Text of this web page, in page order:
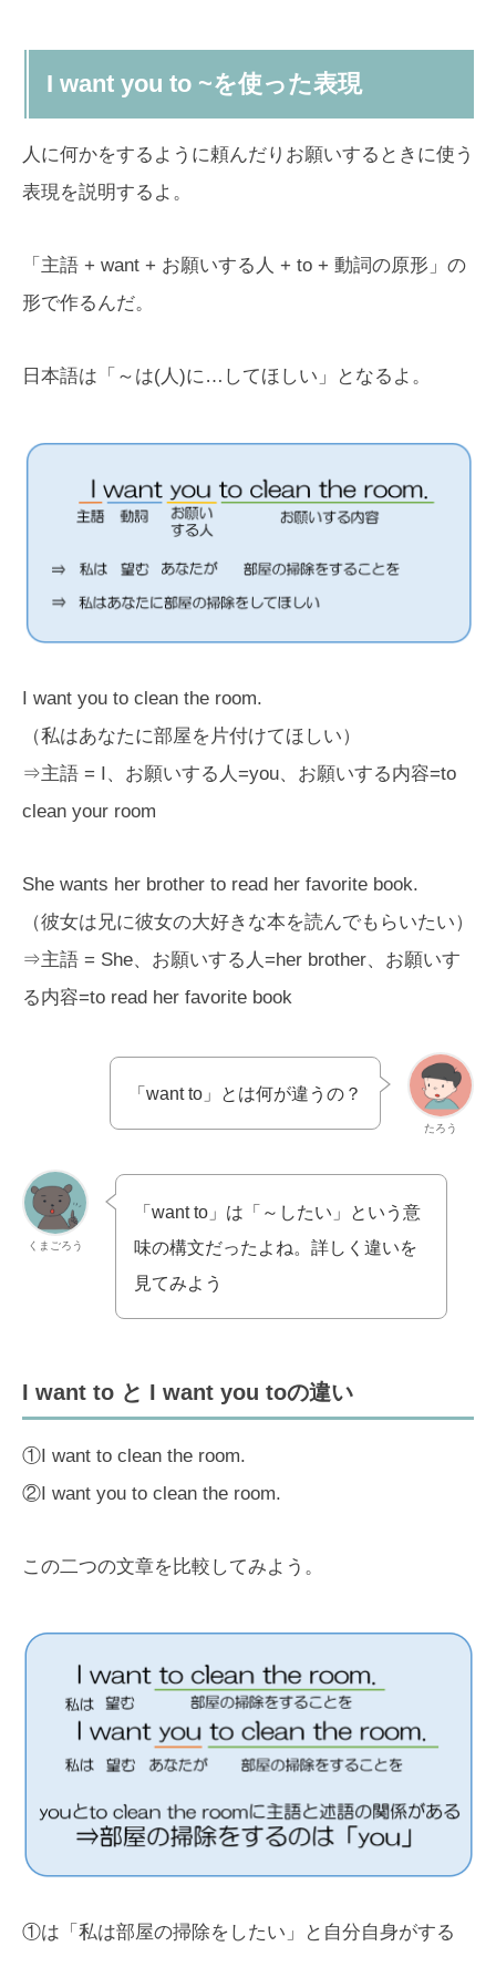
I want you to ~を使った表現
人に何かをするように頼んだりお願いするときに使う
表現を説明するよ。
「主語 + want + お願いする人 + to + 動詞の原形」の
形で作るんだ。
日本語は「～は(人)に…してほしい」となるよ。
I want you to clean the room.
（私はあなたに部屋を片付けてほしい）
⇒主語 = I、お願いする人=you、お願いする内容=to
clean your room
She wants her brother to read her favorite book.
（彼女は兄に彼女の大好きな本を読んでもらいたい）
⇒主語 = She、お願いする人=her brother、お願いす
る内容=to read her favorite book
たろう
「want to」とは何が違うの？
くまごろう
「want to」は「～したい」という意
味の構文だったよね。詳しく違いを
見てみよう
I want to と I want you toの違い
①I want to clean the room.
②I want you to clean the room.
この二つの文章を比較してみよう。
①は「私は部屋の掃除をしたい」と自分自身がする